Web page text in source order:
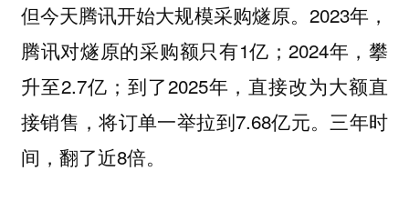
但今天腾讯开始大规模采购燧原。2023年，
腾讯对燧原的采购额只有1亿；2024年，攀
升至2.7亿；到了2025年，直接改为大额直
接销售，将订单一举拉到7.68亿元。三年时
间，翻了近8倍。